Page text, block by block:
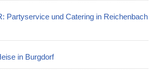
Partyservice und Catering in Reichenbach
in Burgdorf